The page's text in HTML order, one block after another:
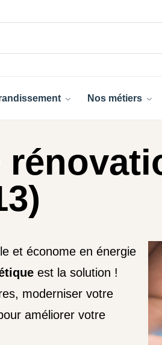
Nos métiers
et économe en énergie
est la solution !
moderniser votre
améliorer votre